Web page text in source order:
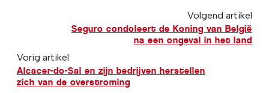
Volgend artikel
Seguro condoleert de Koning van België
na een ongeval in het land
Vorig artikel
Alcacer-do-Sal en zijn bedrijven herstellen
zich van de overstroming